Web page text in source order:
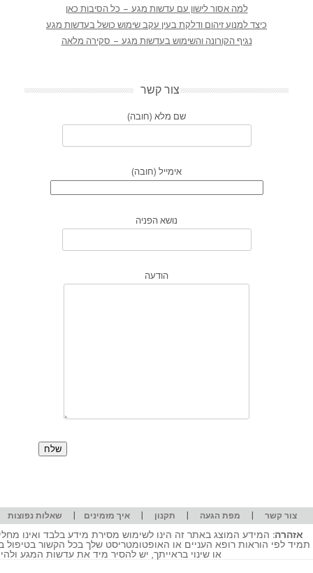
למה אסור לישון עם עדשות מגע – כל הסיבות כאן
כיצד למנוע זיהום ודלקת בעין עקב שימוש כושל בעדשות מגע
נגיף הקורונה והשימוש בעדשות מגע – סקירה מלאה
צור קשר
שם מלא (חובה)
אימייל (חובה)
נושא הפניה
הודעה
צור קשר | מפת הגעה | תקנון |איך מזמינים | שאלות נפוצות
אזהרה: המידע המוצג באתר זה הינו לשימוש מסירת מידע בלבד ואינו
תמיד לפי הוראות רופא העניים או האופטומטריסט שלך בכל הקשור
או שינוי בראייתך, יש להסיר מיד את עדשות המגע